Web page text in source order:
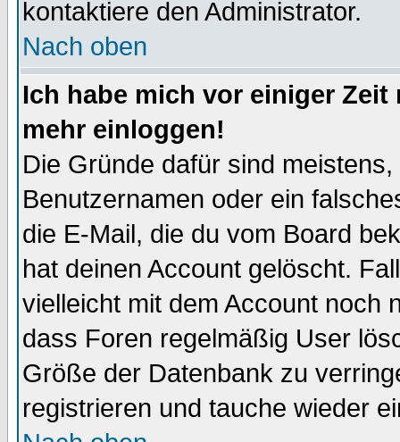
kontaktiere den Administrator.
Nach oben
Ich habe mich vor einiger
mehr einloggen!
Die Gründe dafür sind
Benutzernamen oder ein
die E-Mail, die du vom Board
hat deinen Account gelöscht.
vielleicht mit dem Account noch
dass Foren regelmäßig User
Größe der Datenbank zu
registrieren und tauche wieder